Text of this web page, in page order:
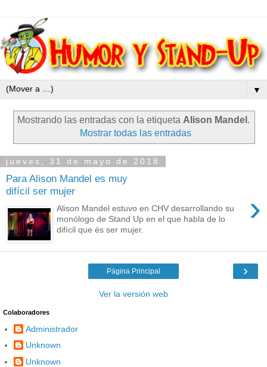
▼
Mostrando las entradas con la etiqueta Alison Mandel .
Mostrar todas las entradas
jueves, 31 de mayo de 2018
Para Alison Mandel es muy
difícil ser mujer
›
Alison Mandel estuvo en CHV desarrollando su
monólogo de Stand Up en el que habla de lo
difícil que és ser mujer.
›
Página Principal
Ver la versión web
Colaboradores
Administrador
Unknown
Unknown